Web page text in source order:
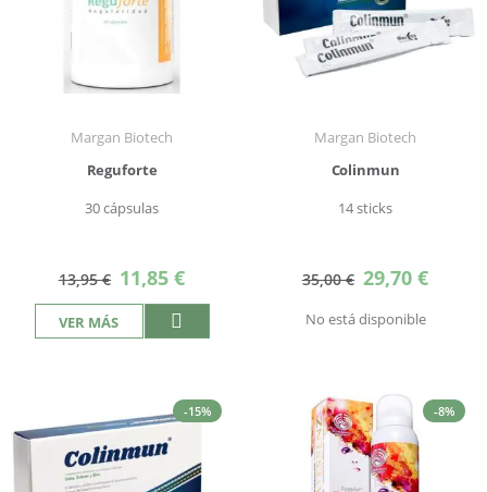
Margan Biotech
Reguforte
30 cápsulas
13,95 € Precio
especial
11,85 €
VER MÁS
Margan Biotech
Colinmun
14 sticks
35,00 € Precio
especial
29,70 €
No está disponible
-15% -8%